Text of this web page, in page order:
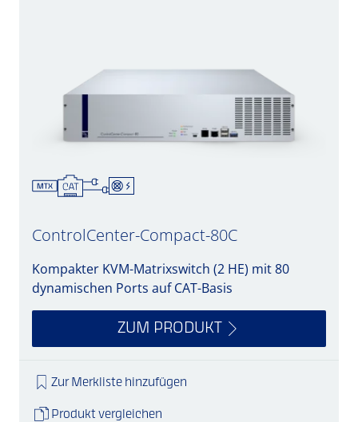
ControlCenter-Compact-80C
Kompakter KVM-Matrixswitch (2 HE) mit 80
dynamischen Ports auf CAT-Basis
ZUM PRODUKT
Zur Merkliste hinzufügen
Produkt vergleichen